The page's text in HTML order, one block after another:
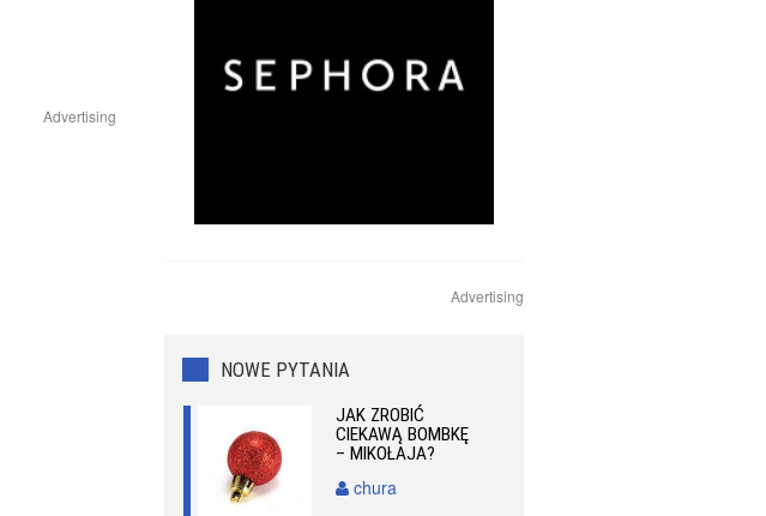
Advertising
Advertising
NOWE PYTANIA
JAK ZROBIĆ
CIEKAWĄ BOMBKĘ
– MIKOŁAJA?
chura